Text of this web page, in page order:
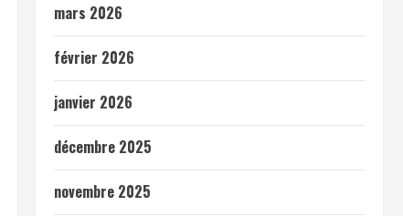
mars 2026
février 2026
janvier 2026
décembre 2025
novembre 2025